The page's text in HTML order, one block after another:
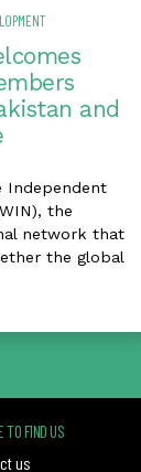
and
Independent
the
network that
the global
TO FIND US
us